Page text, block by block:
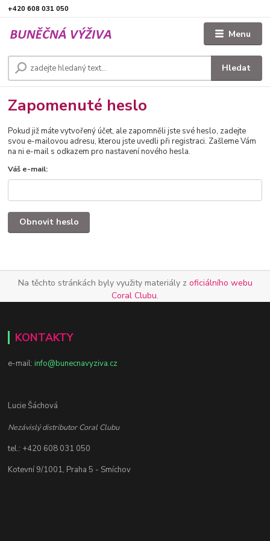
Menu
Hledat
+420 608 031 050
Zapomenuté heslo
Pokud již máte vytvořený účet, ale zapomněli jste své heslo, zadejte
svou e-mailovou adresu, kterou jste uvedli při registraci. Zašleme Vám
na ni e-mail s odkazem pro nastavení nového hesla.
Váš e-mail:
Obnovit heslo
Na těchto stránkách byly využity materiály z oficiálního webu
Coral Clubu.
KONTAKTY
e-mail:info@bunecnavyziva.cz
Lucie Šáchová
Nezávislý distributor Coral Clubu
tel.: +420 608 031 050
Kotevní 9/1001, Praha 5 - Smíchov